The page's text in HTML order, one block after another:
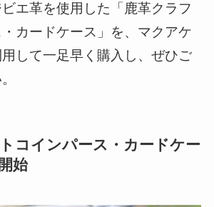
エ革を使用した「鹿革クラフ
・カードケース」を、マクアケ
して一足早く購入し、ぜひご
トコインパース・カードケー
始